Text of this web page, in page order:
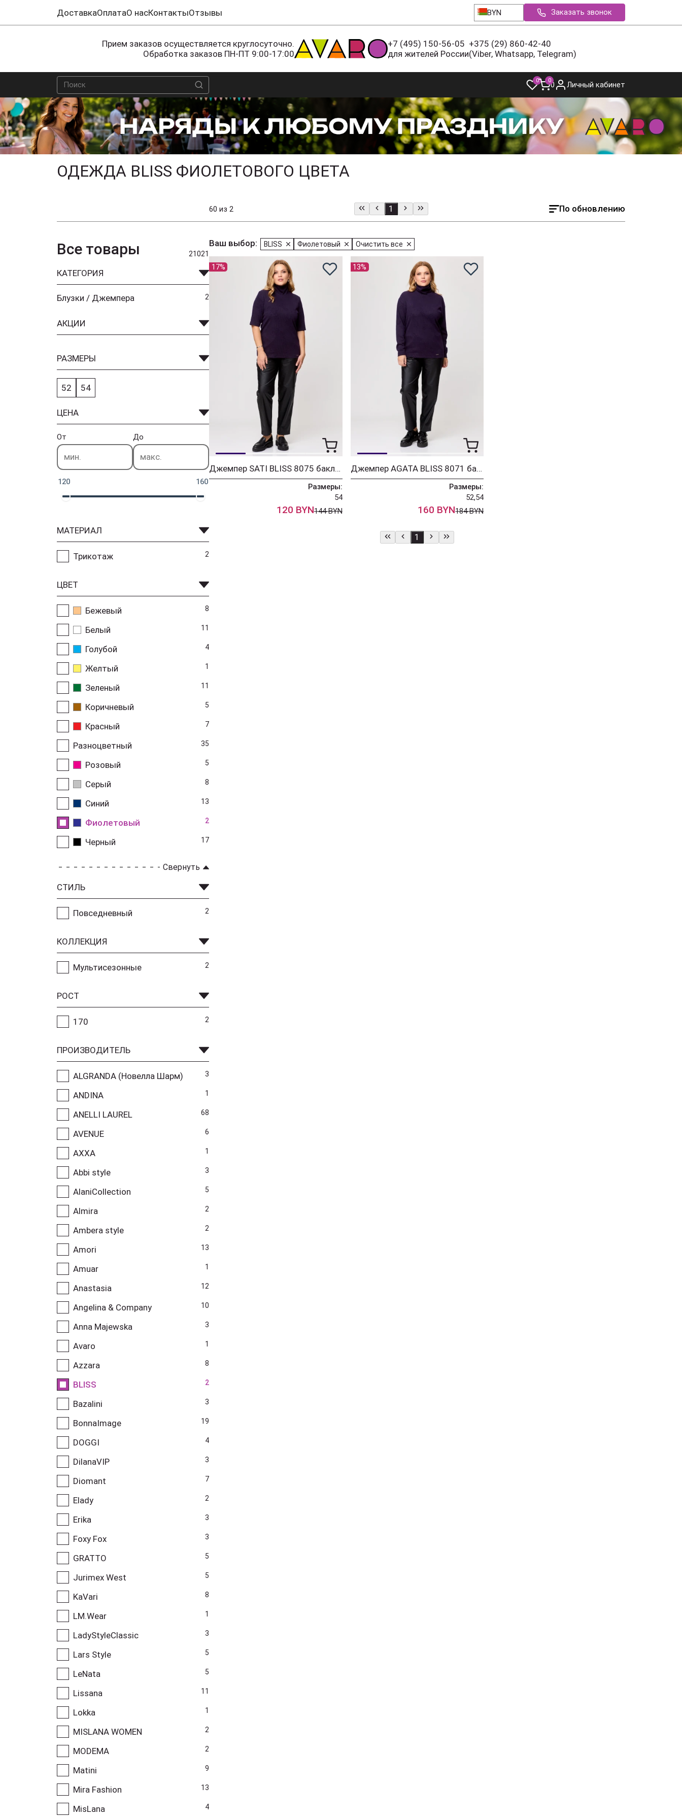
ДоставкаОплатаО насКонтактыОтзывы BYN Заказать звонок
Прием заказов осуществляется круглосуточно.
Обработка заказов ПН-ПТ 9:00-17:00
+7 (495) 150-56-05
для жителей России
+375 (29) 860-42-40
(Viber, Whatsapp, Telegram)
0 00 Личный кабинет
ОДЕЖДА BLISS ФИОЛЕТОВОГО ЦВЕТА
60 из 2 По обновлению
1
Все товары 21021
КАТЕГОРИЯ
Блузки / Джемпера 2
АКЦИИ
РАЗМЕРЫ
52 54
ЦЕНА
От До
120 160
МАТЕРИАЛ
Трикотаж 2
ЦВЕТ
Бежевый 8
Белый 11
Голубой 4
Желтый 1
Зеленый 11
Коричневый 5
Красный 7
Разноцветный 35
Розовый 5
Серый 8
Синий 13
Фиолетовый 2
Черный 17
Свернуть
СТИЛЬ
Повседневный 2
КОЛЛЕКЦИЯ
Мультисезонные 2
РОСТ
170 2
ПРОИЗВОДИТЕЛЬ
ALGRANDA (Новелла Шарм) 3
ANDINA 1
ANELLI LAUREL 68
AVENUE 6
AXXA 1
Abbi style 3
AlaniCollection 5
Almira 2
Ambera style 2
Amori 13
Amuar 1
Anastasia 12
Angelina & Company 10
Anna Majewska 3
Avaro 1
Azzara 8
BLISS 2
Bazalini 3
BonnaImage 19
DOGGI 4
DilanaVIP 3
Diomant 7
Elady 2
Erika 3
Foxy Fox 3
GRATTO 5
Jurimex West 5
KaVari 8
LM.Wear 1
LadyStyleClassic 3
Lars Style 5
LeNata 5
Lissana 11
Lokka 1
MISLANA WOMEN 2
MODEMA 2
Matini 9
Mira Fashion 13
MisLana 4
Ваш выбор: BLISS Фиолетовый Очистить все
17%
Джемпер SATI BLISS 8075 баклажан
Размеры:
54
120 BYN144 BYN
13%
Джемпер AGATA BLISS 8071 баклажан
Размеры:
52,54
160 BYN184 BYN
1